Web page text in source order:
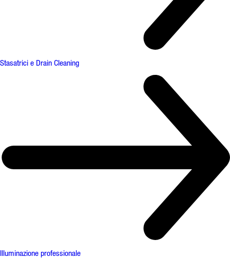
Stasatrici e Drain Cleaning
Illuminazione professionale